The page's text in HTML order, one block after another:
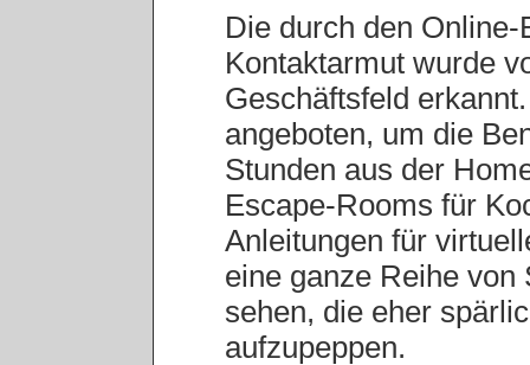
Die durch den
Kontaktarmut wurde
Geschäftsfeld
angeboten, um die
Stunden aus der
Escape-Rooms für
Anleitungen für
eine ganze Reihe
sehen, die eher
aufzupeppen.